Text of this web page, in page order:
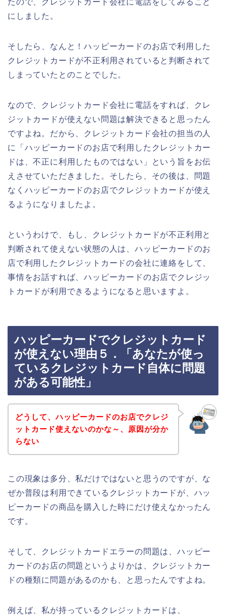
にしました。
そしたら、なんと！ハッピーカードのお店で利用した
クレジットカードが不正利用されていると判断されて
しまっていたとのことでした。
なので、クレジットカード会社に電話をすれば、クレ
ジットカードが使えない問題は解決できると思ったん
ですよね。だから、クレジットカード会社の担当の人
に「ハッピーカードのお店で利用したクレジットカー
ドは、不正に利用したものではない」という旨をお伝
えさせていただきました。そしたら、その後は、問題
なくハッピーカードのお店でクレジットカードが使え
るようになりましたよ。
というわけで、もし、クレジットカードが不正利用と
判断されて使えない状態の人は、ハッピーカードのお
店で利用したクレジットカードの会社に連絡をして、
事情をお話すれば、ハッピーカードのお店でクレジッ
トカードが利用できるようになると思いますよ。
ハッピーカードでクレジットカード
が使えない理由５．「あなたが使っ
ているクレジットカード自体に問題
がある可能性」
どうして、ハッピーカードのお店でクレジ
ットカード使えないのかな～、原因が分か
らない
この現象は多分、私だけではないと思うのですが、な
ぜか普段は利用できているクレジットカードが、ハッ
ピーカードの商品を購入した時にだけ使えなかったん
です。
そして、クレジットカードエラーの問題は、ハッピー
カードのお店の問題というよりかは、クレジットカー
ドの種類に問題があるのかも、と思ったんですよね。
例えば、私が持っているクレジットカードは、